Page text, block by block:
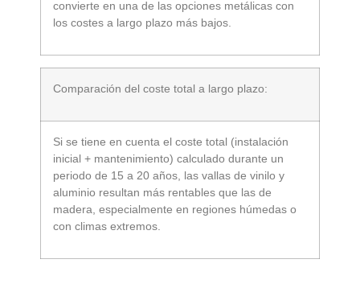
convierte en una de las opciones metálicas con
los costes a largo plazo más bajos.
Comparación del coste total a largo plazo:
Si se tiene en cuenta el coste total (instalación
inicial + mantenimiento) calculado durante un
periodo de 15 a 20 años, las vallas de vinilo y
aluminio resultan más rentables que las de
madera, especialmente en regiones húmedas o
con climas extremos.